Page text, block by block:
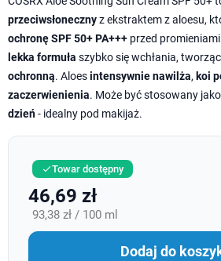
przeciwsłonecznyz ekstraktem z aloesu,
ochronę SPF 50+ PA+++ przed promieniami
lekka formuła szybko się wchłania, tworząc
ochronną. Aloesintensywnie nawilża, koi
zaczerwienienia. Może być stosowany jako
dzień- idealny pod makijaż.
Towar dostępny
46,69 zł
93,38 zł / 100 ml
Dodaj do